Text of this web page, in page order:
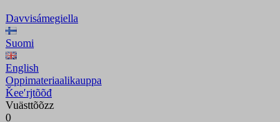
Davvisámegiella
Suomi
English
Oppimateriaalikauppa
Ǩeeʹrjtõõđ
Vuästtõõzz
0